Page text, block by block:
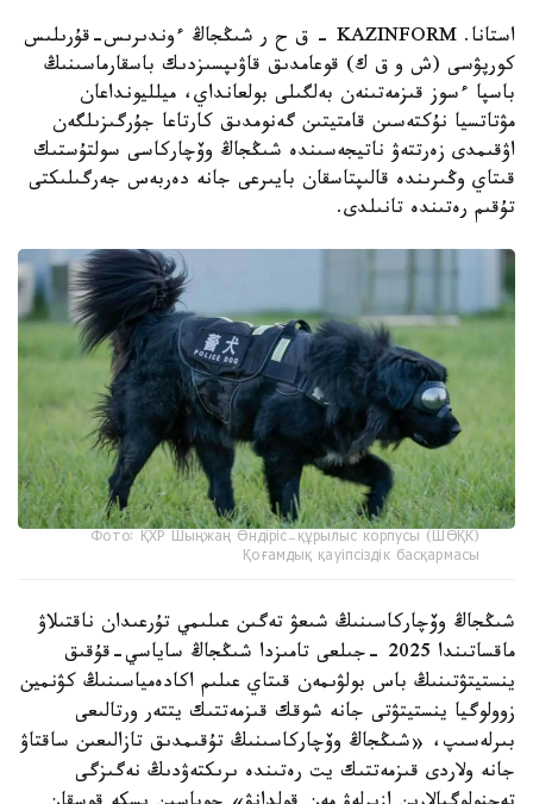
استانا. KAZINFORM – ق ح ر شىڭجاڭ ءوندىرىس-قۇرىلىس
كورپۋسى (ش و ق ك) قوعامدىق قاۋىپسىزدىك باسقارماسىنىڭ
باسپا ءسوز قىزمەتىنەن بەلگىلى بولعانداي، ميلليونداعان
مۋتاتسيا نۇكتەسىن قامتيتىن گەنومدىق كارتاعا جۇرگىزىلگەن
اۋقىمدى زەرتتەۋ ناتيجەسىندە شىڭجاڭ وۆچاركاسى سولتۇستىك
قىتاي وڭىرىندە قالىپتاسقان بايىرعى جانە دەربەس جەرگىلىكتى
تۇقىم رەتىندە تانىلدى.
Фото: ҚХР Шыңжаң Өндіріс-құрылыс корпусы (ШӨҚК)
Қоғамдық қауіпсіздік басқармасы
شىڭجاڭ وۆچاركاسىنىڭ شىعۋ تەگىن عىلىمي تۇرعىدان ناقتىلاۋ
ماقساتىندا 2025 -جىلعى تامىزدا شىڭجاڭ ساياسي-قۇقىق
ينستيتۋتىنىڭ باس بولۋىمەن قىتاي عىلىم اكادەمياسىنىڭ كۋنمين
زوولوگيا ينستيتۋتى جانە شوقك قىزمەتتىك يتتەر ورتالىعى
بىرلەسىپ، «شىڭجاڭ وۆچاركاسىنىڭ تۇقىمدىق تازالىعىن ساقتاۋ
جانە ولاردى قىزمەتتىك يت رەتىندە ىرىكتەۋدىڭ نەگىزگى